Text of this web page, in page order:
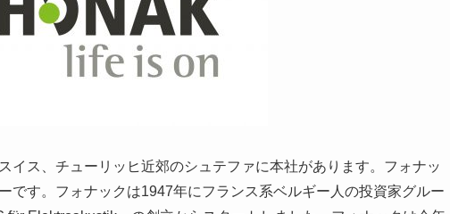
イス、チューリッヒ近郊のシュテファに本社があります。フォナッ
です。フォナックは1947年にフランス系ベルギー人の投資家グルー